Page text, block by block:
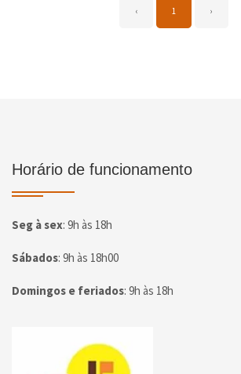
‹ 1 ›
Horário de funcionamento
Seg à sex: 9h às 18h
Sábados: 9h às 18h00
Domingos e feriados: 9h às 18h
Página inicial